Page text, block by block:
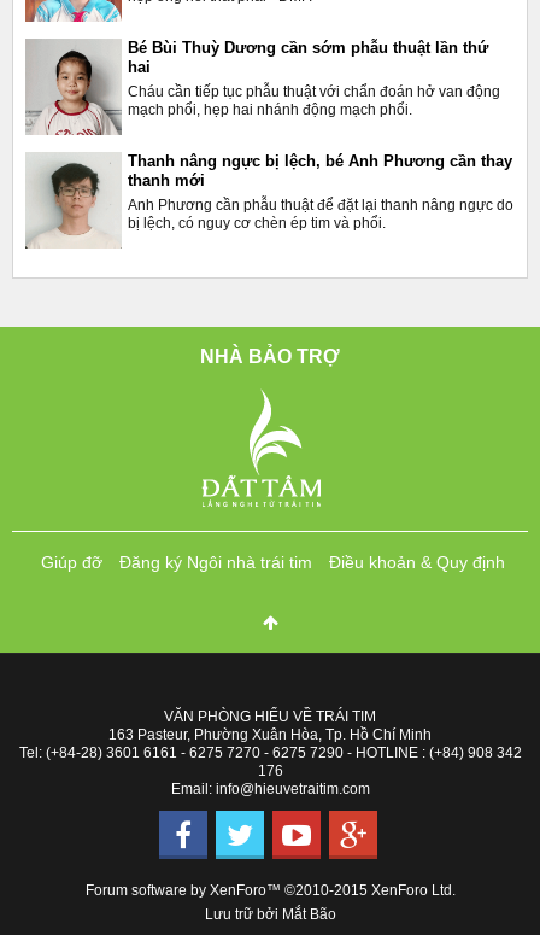
Bé Bùi Thuỳ Dương cần sớm phẫu thuật lần thứ
hai
Cháu cần tiếp tục phẫu thuật với chẩn đoán hở van động
mạch phổi, hẹp hai nhánh động mạch phổi.
Thanh nâng ngực bị lệch, bé Anh Phương cần thay
thanh mới
Anh Phương cần phẫu thuật để đặt lại thanh nâng ngực do
bị lệch, có nguy cơ chèn ép tim và phổi.
NHÀ BẢO TRỢ
Giúp đỡ Đăng ký Ngôi nhà trái tim Điều khoản & Quy định
VĂN PHÒNG HIỂU VỀ TRÁI TIM
163 Pasteur, Phường Xuân Hòa, Tp. Hồ Chí Minh
Tel: (+84-28) 3601 6161 - 6275 7270 - 6275 7290 - HOTLINE : (+84) 908 342
176
Email: info@hieuvetraitim.com
Forum software by XenForo™ ©2010-2015 XenForo Ltd.
Lưu trữ bởi Mắt Bão